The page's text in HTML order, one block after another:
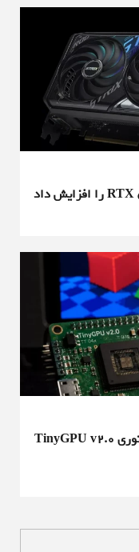
آزمایش‌های عملکرد تراشه گرافیکی مینیاتوری TinyGPU v2.0